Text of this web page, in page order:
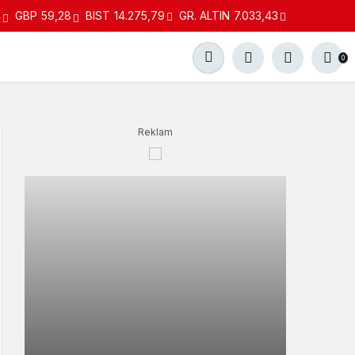
GBP 59,28 BIST 14.275,79 GR. ALTIN 7.033,43
Gündüz Modu
0
Reklam